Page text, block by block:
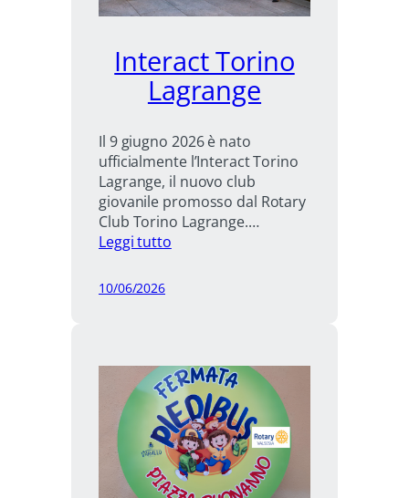
Interact Torino
Lagrange
Il 9 giugno 2026 è nato
ufficialmente l’Interact Torino
Lagrange, il nuovo club
giovanile promosso dal Rotary
Club Torino Lagrange.…
Leggi tutto:
10/06/2026